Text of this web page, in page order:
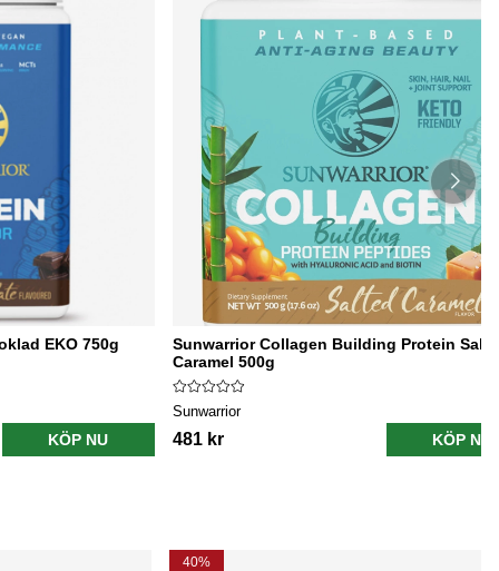
EKO 750g
KÖP NU
Sunwarrior Collagen Building Protein
Caramel 500g
Sunwarrior
481 kr KÖP NU
40%